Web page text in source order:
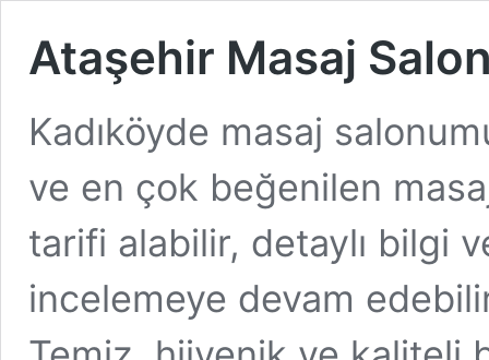
Ataşehir Masaj
Kadıköyde masaj
ve en çok beğenilen
tarifi alabilir, detaylı bilgi
incelemeye devam